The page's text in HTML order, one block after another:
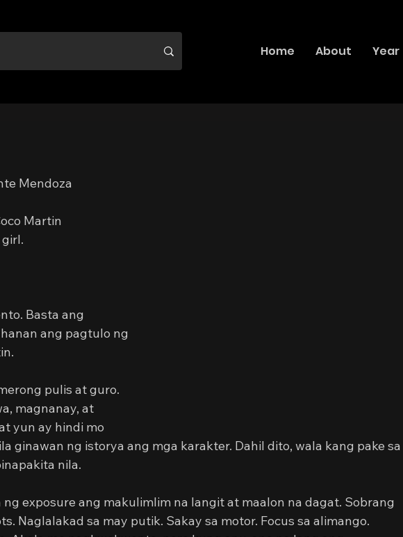
Home About Year
Mendoza
Martin
Basta ang
ang pagtulo ng
pulis at guro.
magnanay, at
yun ay hindi mo
ginawan ng istorya ang mga karakter. Dahil dito, wala kang pake sa
nila.
ng exposure ang makulimlim na langit at maalon na dagat. Sobrang
Naglalakad sa may putik. Sakay sa motor. Focus sa alimango.